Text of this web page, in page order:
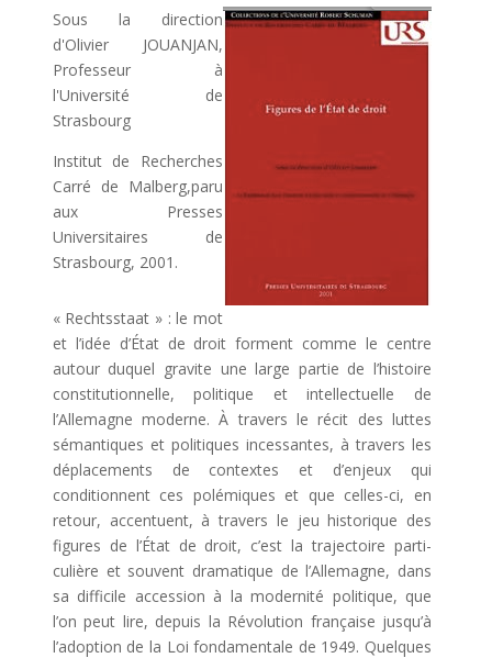
Sous la direction
d'Olivier JOUANJAN,
Professeur à
l'Université de
Strasbourg
Institut de Recherches
Carré de Malberg,paru
aux Presses
Universitaires de
Strasbourg, 2001.
« Rechtsstaat » : le mot
et l’idée d’État de droit forment comme le centre
autour duquel gravite une large partie de l’histoire
constitutionnelle, politique et intellectuelle de
l’Allemagne moderne. À travers le récit des luttes
sémantiques et politiques incessantes, à travers les
déplacements de contextes et d’enjeux qui
conditionnent ces polémiques et que celles-ci, en
retour, accentuent, à travers le jeu historique des
figures de l’État de droit, c’est la trajectoire parti-
culière et souvent dramatique de l’Allemagne, dans
sa difficile accession à la modernité politique, que
l’on peut lire, depuis la Révolution française jusqu’à
l’adoption de la Loi fondamentale de 1949. Quelques